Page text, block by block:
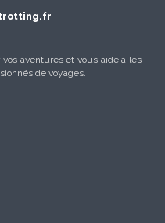
aventures et vous aide à les
de voyages.